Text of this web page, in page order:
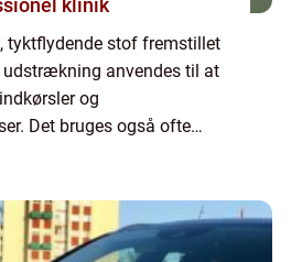
klinik
tyktflydende stof fremstillet
udstrækning anvendes til at
og
Det bruges også ofte